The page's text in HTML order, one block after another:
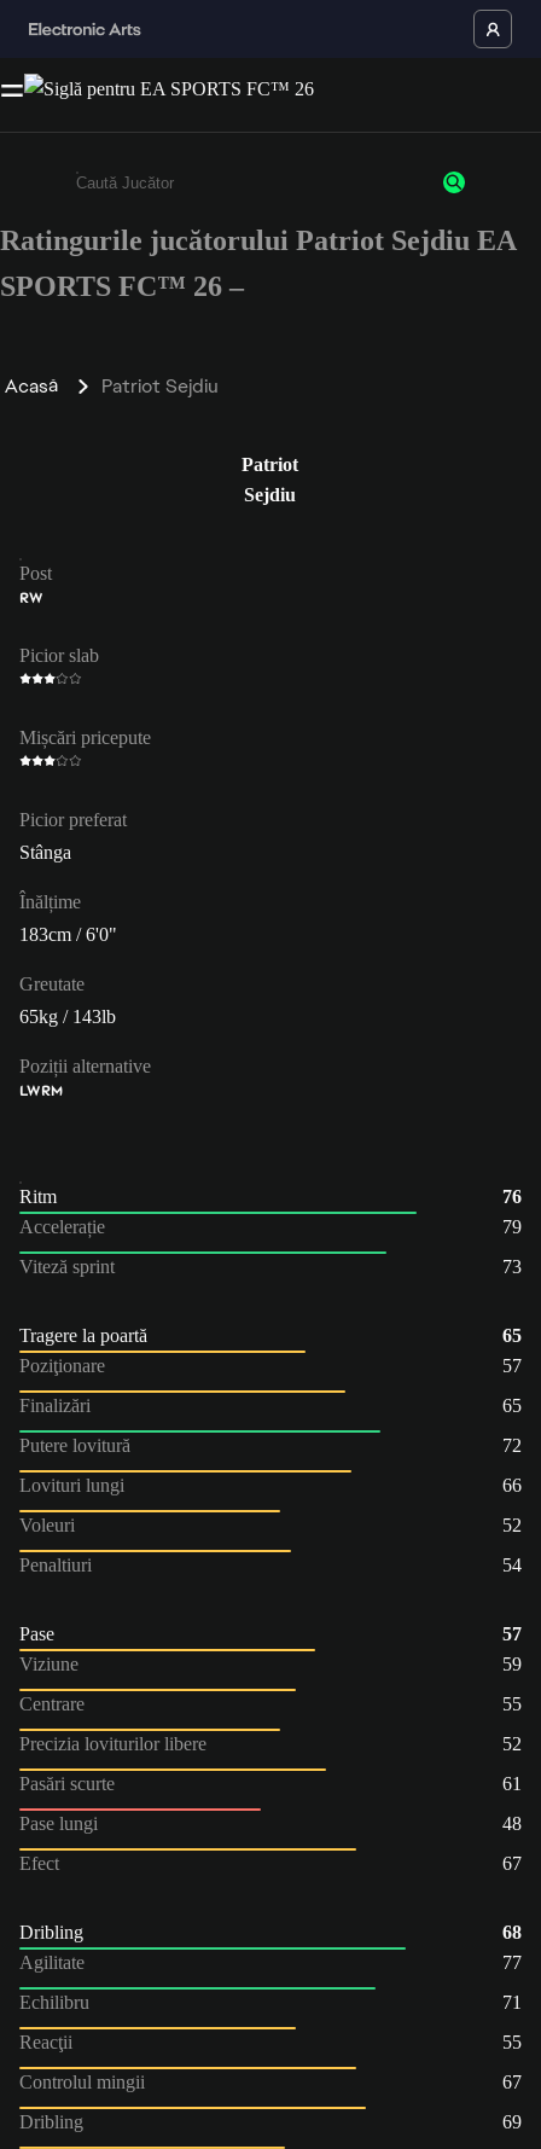
Enter a minimum of 3 characters or numbers
Ratingurile jucătorului Patriot Sejdiu EA
SPORTS FC™ 26 –
Acasă Patriot Sejdiu
Patriot
Sejdiu
Post
RW
Picior slab
Mișcări pricepute
Picior preferat
Stânga
Înălțime
183cm / 6'0"
Greutate
65kg / 143lb
Poziții alternative
LWRM
Ritm
76
Accelerație
79
Viteză sprint
73
Tragere la poartă
65
Poziţionare
57
Finalizări
65
Putere lovitură
72
Lovituri lungi
66
Voleuri
52
Penaltiuri
54
Pase
57
Viziune
59
Centrare
55
Precizia loviturilor libere
52
Pasări scurte
61
Pase lungi
48
Efect
67
Dribling
68
Agilitate
77
Echilibru
71
Reacţii
55
Controlul mingii
67
Dribling
69